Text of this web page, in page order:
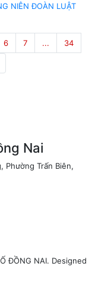
NIÊN ĐOÀN LUẬT
6 7 ... 34
Nai
Phường Trấn Biên,
ĐỒNG NAI. Designed